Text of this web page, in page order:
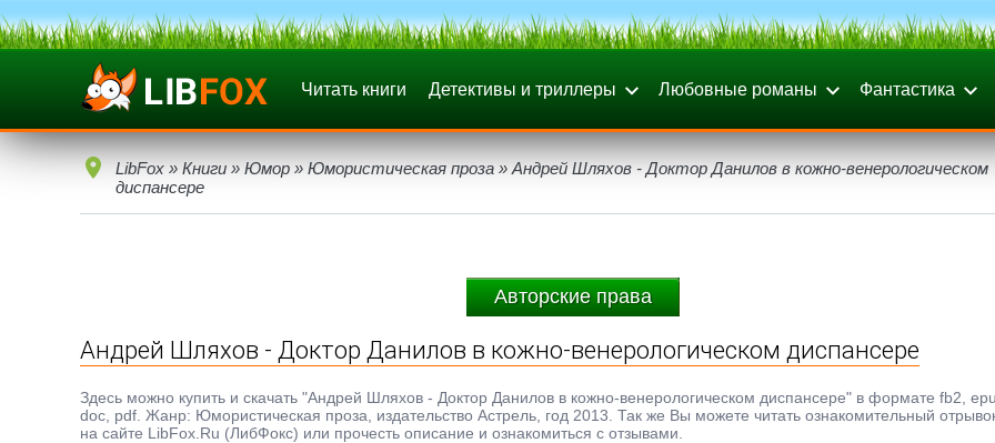
Читать книги Детективы и триллеры Любовные романы Фантастика
LibFox » Книги » Юмор » Юмористическая проза » Андрей Шляхов - Доктор Данилов в кожно-венерологическом
диспансере
Авторские права
Андрей Шляхов - Доктор Данилов в кожно-венерологическом диспансере
Здесь можно купить и скачать "Андрей Шляхов - Доктор Данилов в кожно-венерологическом диспансере" в формате fb2,
doc, pdf. Жанр: Юмористическая проза, издательство Астрель, год 2013. Так же Вы можете читать ознакомительный
на сайте LibFox.Ru (ЛибФокс) или прочесть описание и ознакомиться с отзывами.